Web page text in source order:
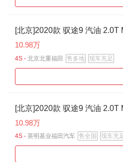
[北京]2020款 驭途9 汽油 2.0T
10.98万
4S - 北京北重福田 售多地 现车充足
[北京]2020款 驭途9 汽油 2.0T
10.98万
4S - 英明基业福田汽车 售全国 现车充